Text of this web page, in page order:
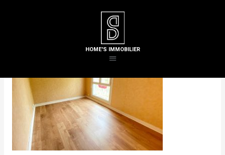
HOME'S IMMOBILIER
/ Par